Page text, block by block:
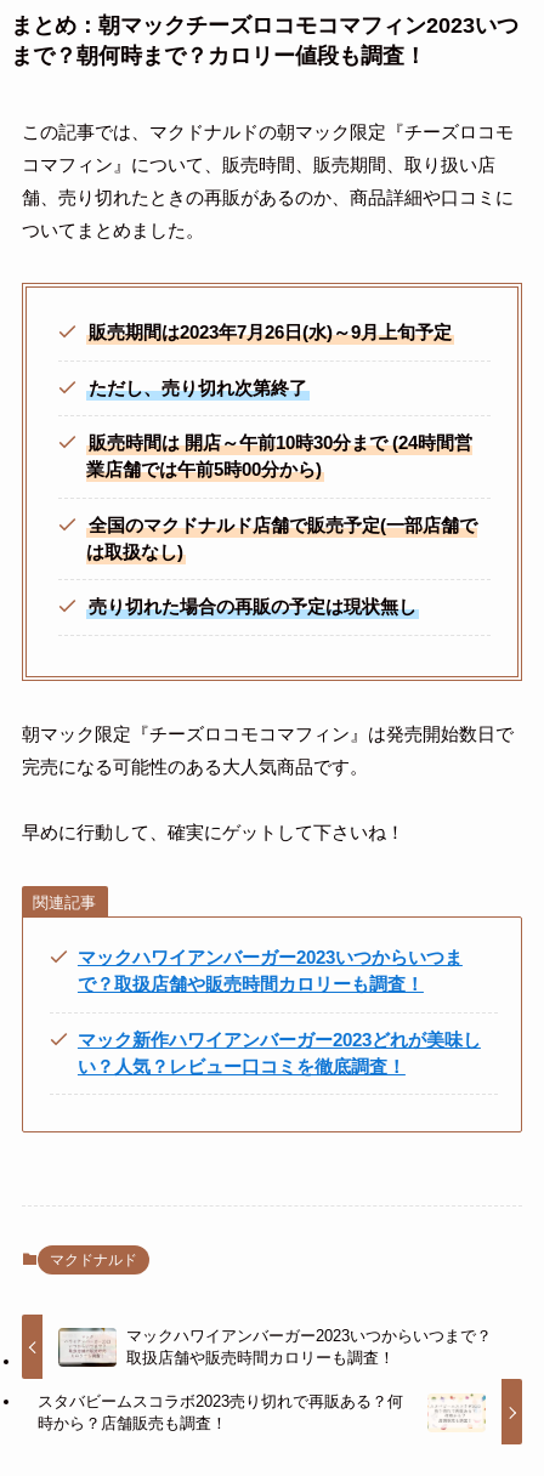
まとめ：朝マックチーズロコモコマフィン2023いつ
まで？朝何時まで？カロリー値段も調査！
この記事では、マクドナルドの朝マック限定『チーズロコモ
コマフィン』について、販売時間、販売期間、取り扱い店
舗、売り切れたときの再販があるのか、商品詳細や口コミに
ついてまとめました。
販売期間は2023年7月26日(水)～9月上旬予定
ただし、売り切れ次第終了
販売時間は 開店～午前10時30分まで (24時間営
業店舗では午前5時00分から)
全国のマクドナルド店舗で販売予定(一部店舗で
は取扱なし)
売り切れた場合の再販の予定は現状無し
朝マック限定『チーズロコモコマフィン』は発売開始数日で
完売になる可能性のある大人気商品です。
早めに行動して、確実にゲットして下さいね！
関連記事
マックハワイアンバーガー2023いつからいつま
で？取扱店舗や販売時間カロリーも調査！
マック新作ハワイアンバーガー2023どれが美味し
い？人気？レビュー口コミを徹底調査！
マクドナルド
マックハワイアンバーガー2023いつからいつまで？
取扱店舗や販売時間カロリーも調査！
スタバビームスコラボ2023売り切れで再販ある？何
時から？店舗販売も調査！